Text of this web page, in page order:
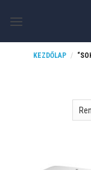
KEZDŐLAP /